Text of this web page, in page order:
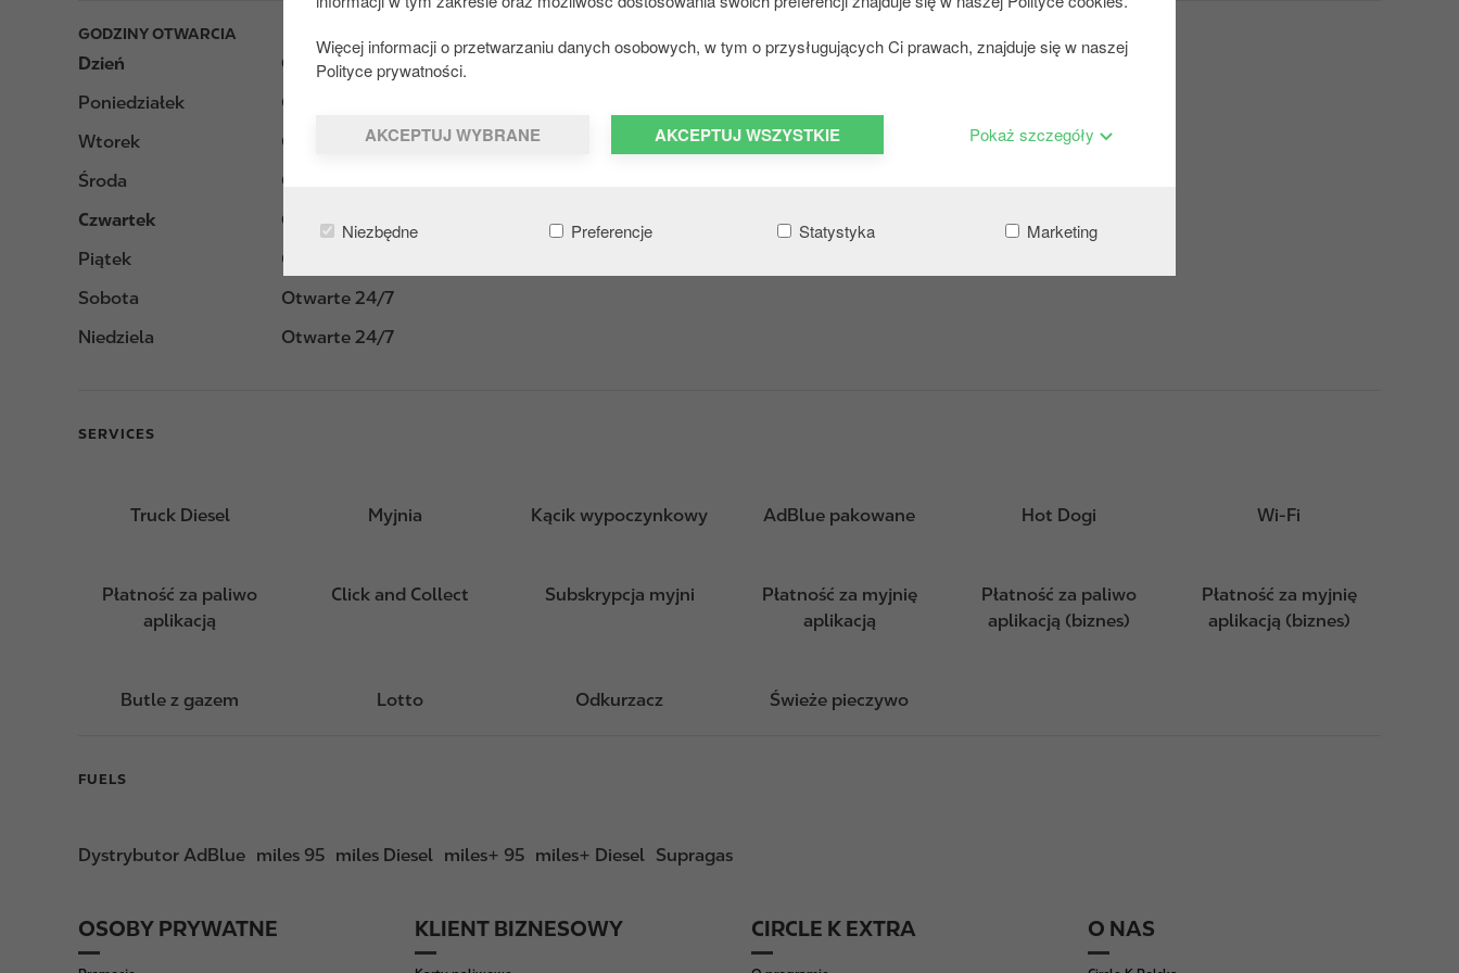
Więcej informacji o przetwarzaniu danych osobowych, w tym o przysługujących Ci prawach, znajduje się w naszej
Polityce prywatności.
AKCEPTUJ WYBRANE AKCEPTUJ WSZYSTKIE Pokaż szczegóły
Niezbędne Preferencje Statystyka Marketing
GODZINY OTWARCIA
Dzień
Opening hours
Poniedziałek
Otwarte 24/7
Wtorek
Otwarte 24/7
Środa
Otwarte 24/7
Czwartek
Otwarte 24/7
Piątek
Otwarte 24/7
Sobota
Otwarte 24/7
Niedziela
Otwarte 24/7
SERVICES
Truck Diesel Myjnia Kącik wypoczynkowy AdBlue pakowane Hot Dogi Wi-Fi
Płatność za paliwo
aplikacją
Click and Collect Subskrypcja myjni
Płatność za myjnię
aplikacją
Płatność za paliwo
aplikacją (biznes)
Płatność za myjnię
aplikacją (biznes)
Butle z gazem Lotto Odkurzacz Świeże pieczywo
FUELS
Dystrybutor AdBlue miles 95 miles Diesel miles+ 95 miles+ Diesel Supragas
F
o
OSOBY PRYWATNE KLIENT BIZNESOWY CIRCLE K EXTRA O NAS